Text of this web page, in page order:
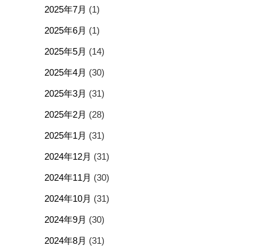
2025年7月 (1)
2025年6月 (1)
2025年5月 (14)
2025年4月 (30)
2025年3月 (31)
2025年2月 (28)
2025年1月 (31)
2024年12月 (31)
2024年11月 (30)
2024年10月 (31)
2024年9月 (30)
2024年8月 (31)